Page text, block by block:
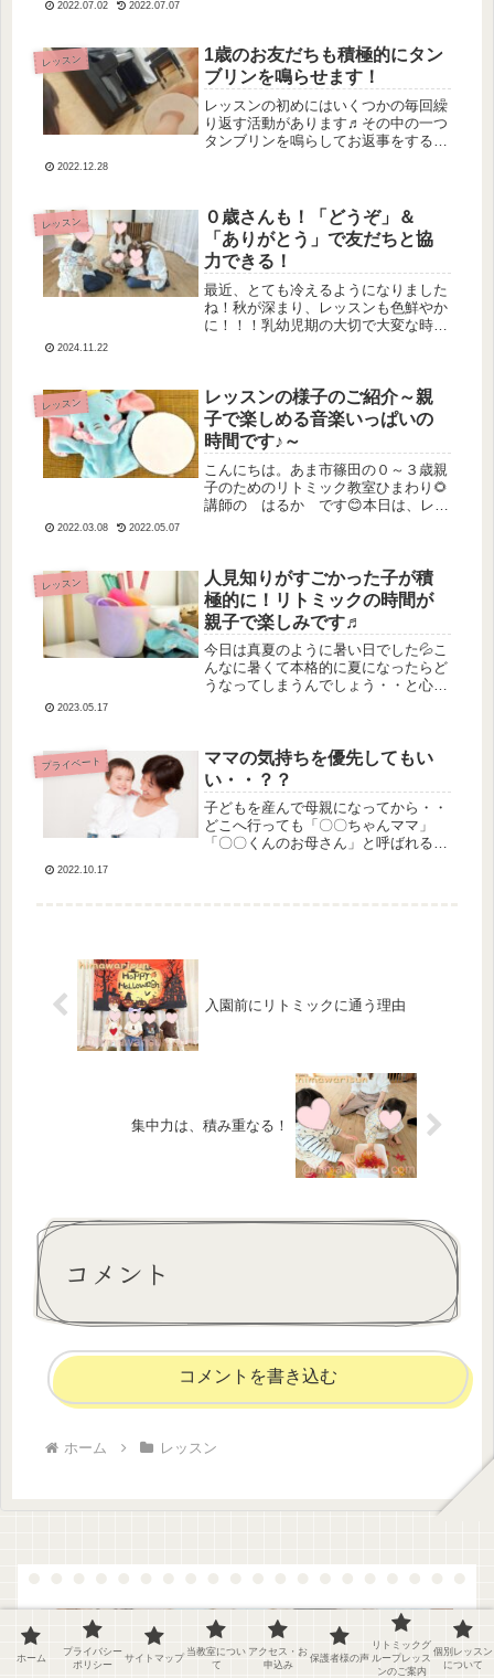
る姿がみんなとってもかわいい💗７月
の...
2022.07.02 2022.07.07
レッスン
1歳のお友だちも積極的にタン
ブリンを鳴らせます！
レッスンの初めにはいくつかの毎回繰
り返す活動があります♬その中の一つ
タンブリンを鳴らしてお返事をすると
ちも繰り返すうちにものすごく積極性
が...
2022.12.28
レッスン
０歳さんも！「どうぞ」＆
「ありがとう」で友だちと協
力できる！
最近、とても冷えるようになりました
ね！秋が深まり、レッスンも色鮮やか
に！！！乳幼児期の大切で大変な時期
たなと私も、わが子のこの時期を思い
返...
2024.11.22
レッスン
レッスンの様子のご紹介～親
子で楽しめる音楽いっぱいの
時間です♪～
こんにちは。あま市篠田の０～３歳親
子のためのリトミック教室ひまわり🌻
講師の はるか です😊本日は、レッ
どんなレッスンなのかな？！とお思い
の...
2022.03.08 2022.05.07
レッスン
人見知りがすごかった子が積
極的に！リトミックの時間が
親子で楽しみです♬
今日は真夏のように暑い日でした💦こ
んなに暑くて本格的に夏になったらど
うなってしまうんでしょう・・と心配
連れての外出というだけでも大変な
中、...
2023.05.17
プライベート
ママの気持ちを優先してもい
い・・？？
子どもを産んで母親になってから・・
どこへ行っても「〇〇ちゃんママ」
「〇〇くんのお母さん」と呼ばれるこ
2022.10.17
入園前にリトミックに通う理由
集中力は、積み重なる！
コメント
コメントを書き込む
ホーム レッスン
ホーム
プライバシー
ポリシー
サイトマップ
当教室につい
て
アクセス・お
申込み
保護者様の声
リトミックグ
ループレッス
ンのご案内
個別レッスン
について